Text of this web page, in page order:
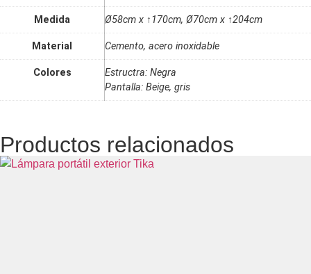
Medida Ø58cm x ↑170cm, Ø70cm x ↑204cm
Material Cemento, acero inoxidable
Colores
Estructra: Negra
Pantalla: Beige, gris
Productos relacionados